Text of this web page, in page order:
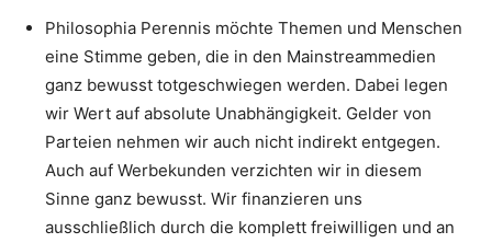
Philosophia Perennis möchte Themen und Menschen
eine Stimme geben, die in den Mainstreammedien
ganz bewusst totgeschwiegen werden. Dabei legen
wir Wert auf absolute Unabhängigkeit. Gelder von
Parteien nehmen wir auch nicht indirekt entgegen.
Auch auf Werbekunden verzichten wir in diesem
Sinne ganz bewusst. Wir finanzieren uns
ausschließlich durch die komplett freiwilligen und an